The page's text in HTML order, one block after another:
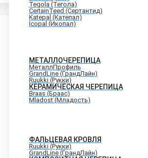
Tegola (Тегола)
CertainTeed (Сертантид)
Katepal (Катепал)
Icopal (Икопал)
МЕТАЛЛОЧЕРЕПИЦА
МеталлПрофиль
GrandLine (ГрандЛайн)
Ruukki (Рукки)
КЕРАМИЧЕСКАЯ ЧЕРЕПИЦА
Braas (Браас)
Mladost (Младость)
ФАЛЬЦЕВАЯ КРОВЛЯ
Ruukki (Рукки)
GrandLine (ГрандЛайн)